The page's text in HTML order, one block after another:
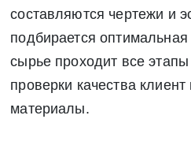
составляются чертежи и
подбирается
сырье проходит все
проверки качества
материалы.
на обработку своих
статьей 9 Федерального
«О персональных данных»,
информационную рассылку по